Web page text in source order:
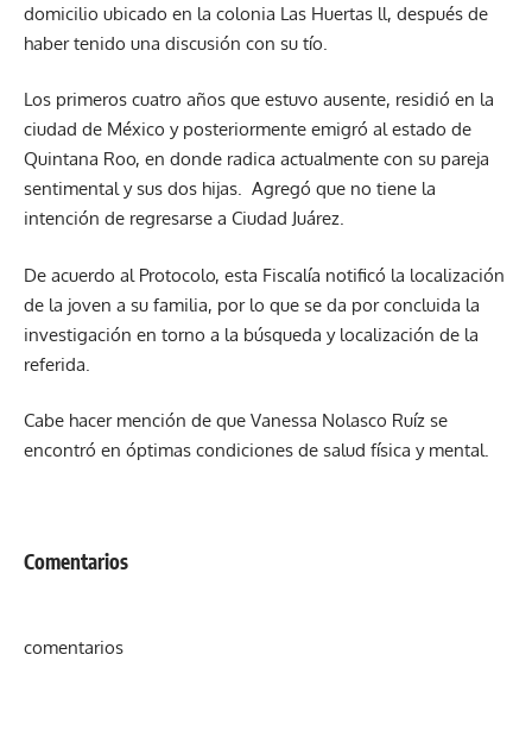
domicilio ubicado en la colonia Las Huertas ll, después de
haber tenido una discusión con su tío.
Los primeros cuatro años que estuvo ausente, residió en la
ciudad de México y posteriormente emigró al estado de
Quintana Roo, en donde radica actualmente con su pareja
sentimental y sus dos hijas. Agregó que no tiene la
intención de regresarse a Ciudad Juárez.
De acuerdo al Protocolo, esta Fiscalía notificó la localización
de la joven a su familia, por lo que se da por concluida la
investigación en torno a la búsqueda y localización de la
referida.
Cabe hacer mención de que Vanessa Nolasco Ruíz se
encontró en óptimas condiciones de salud física y mental.
Comentarios
comentarios